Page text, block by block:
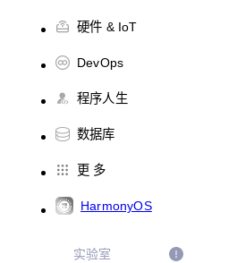
硬件 & IoT
DevOps
程序人生
数据库
更 多
HarmonyOS
实验室